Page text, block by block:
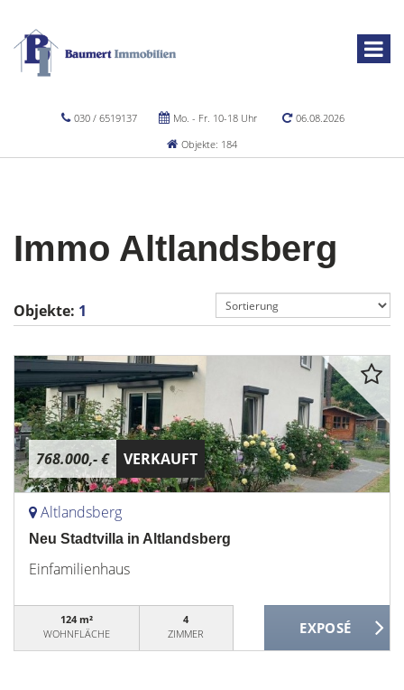
030 / 6519137 Mo. - Fr. 10-18 Uhr
06.08.2026
Objekte: 184
Immo Altlandsberg
Objekte: 1
768.000,- € VERKAUFT
Altlandsberg
Neu Stadtvilla in Altlandsberg
Einfamilienhaus
124 m²
WOHNFLÄCHE
4
ZIMMER